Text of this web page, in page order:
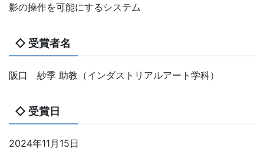
影の操作を可能にするシステム
◇ 受賞者名
阪口 紗季 助教（インダストリアルアート学科）
◇ 受賞日
2024年11月15日